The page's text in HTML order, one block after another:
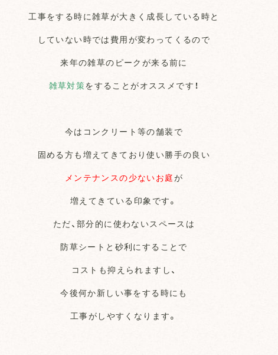
工事をする時に雑草が大きく成長している時と
していない時では費用が変わってくるので
来年の雑草のピークが来る前に
雑草対策をすることがオススメです！
今はコンクリート等の舗装で
固める方も増えてきており使い勝手の良い
メンテナンスの少ないお庭が
増えてきている印象です。
ただ、部分的に使わないスペースは
防草シートと砂利にすることで
コストも抑えられますし、
今後何か新しい事をする時にも
工事がしやすくなります。